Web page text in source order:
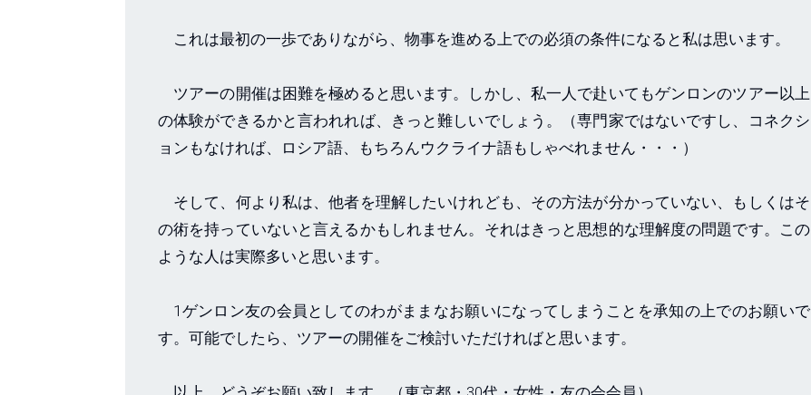
これは最初の一歩でありながら、物事を進める上での必須の条件になると私は思います。
ツアーの開催は困難を極めると思います。しかし、私一人で赴いてもゲンロンのツアー以上
の体験ができるかと言われれば、きっと難しいでしょう。（専門家ではないですし、コネクシ
ョンもなければ、ロシア語、もちろんウクライナ語もしゃべれません・・・）
そして、何より私は、他者を理解したいけれども、その方法が分かっていない、もしくはそ
の術を持っていないと言えるかもしれません。それはきっと思想的な理解度の問題です。この
ような人は実際多いと思います。
1ゲンロン友の会員としてのわがままなお願いになってしまうことを承知の上でのお願いで
す。可能でしたら、ツアーの開催をご検討いただければと思います。